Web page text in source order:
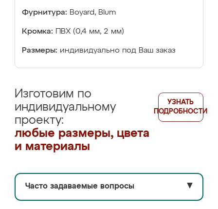
Фурнитура: Boyard, Blum
Кромка: ПВХ (0,4 мм, 2 мм)
Размеры: индивидуально под Ваш заказ
Изготовим по
индивидуальному
проекту:
любые размеры, цвета
и материалы
УЗНАТЬ
ПОДРОБНОСТИ
Часто задаваемые вопросы ▼